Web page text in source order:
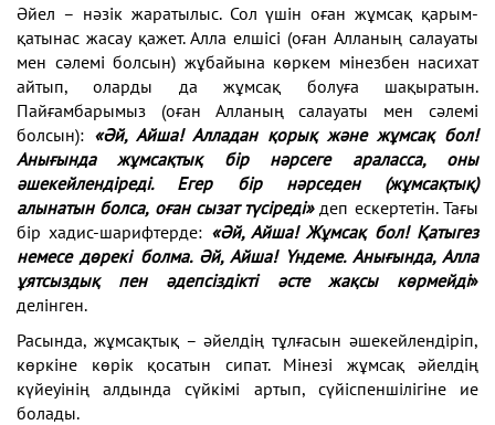
Әйел – нәзік жаратылыс. Сол үшін оған жұмсақ қарым-
қатынас жасау қажет. Алла елшісі (оған Алланың салауаты
мен сәлемі болсын) жұбайына көркем мінезбен насихат
айтып, оларды да жұмсақ болуға шақыратын.
Пайғамбарымыз (оған Алланың салауаты мен сәлемі
болсын): «Әй, Айша! Алладан қорық және жұмсақ бол!
Анығында жұмсақтық бір нәрсеге араласса, оны
әшекейлендіреді. Егер бір нәрседен (жұмсақтық)
алынатын болса, оған сызат түсіреді»деп ескертетін. Тағы
бір хадис-шарифтерде: «Әй, Айша! Жұмсақ бол! Қатыгез
немесе дөрекі болма. Әй, Айша! Үндеме. Анығында, Алла
ұятсыздық пен әдепсіздікті әсте жақсы көрмейді»
делінген.
Расында, жұмсақтық – әйелдің тұлғасын әшекейлендіріп,
көркіне көрік қосатын сипат. Мінезі жұмсақ әйелдің
күйеуінің алдында сүйкімі артып, сүйіспеншілігіне ие
болады.